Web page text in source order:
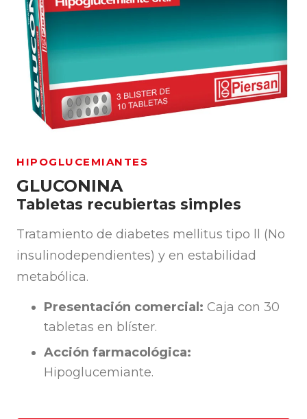
HIPOGLUCEMIANTES
GLUCONINA
Tabletas recubiertas simples
Tratamiento de diabetes mellitus tipo ll (No
insulinodependientes) y en estabilidad
metabólica.
Presentación comercial: Caja con 30
tabletas en blíster.
Acción farmacológica:
Hipoglucemiante.